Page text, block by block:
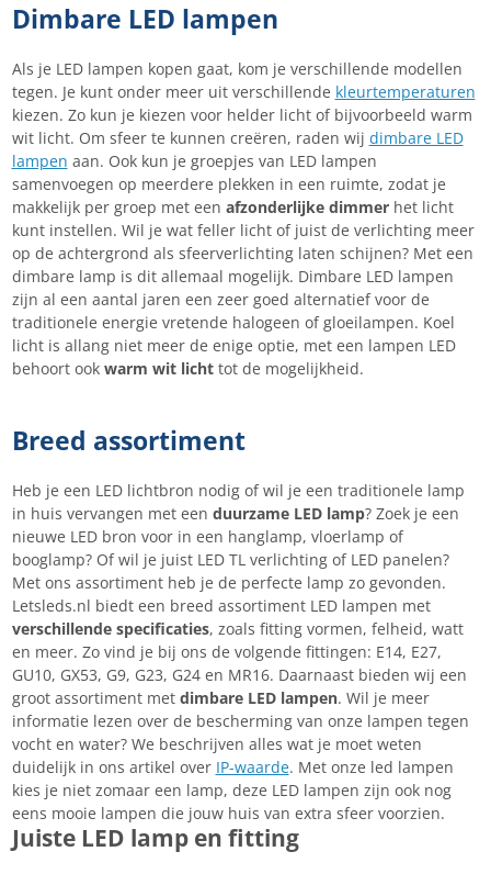
Dimbare LED lampen
Als je LED lampen kopen gaat, kom je verschillende modellen
tegen. Je kunt onder meer uit verschillende kleurtemperaturen
kiezen. Zo kun je kiezen voor helder licht of bijvoorbeeld warm
wit licht. Om sfeer te kunnen creëren, raden wij dimbare LED
lampen aan. Ook kun je groepjes van LED lampen
samenvoegen op meerdere plekken in een ruimte, zodat je
makkelijk per groep met een afzonderlijke dimmerhet licht
kunt instellen. Wil je wat feller licht of juist de verlichting meer
op de achtergrond als sfeerverlichting laten schijnen? Met een
dimbare lamp is dit allemaal mogelijk. Dimbare LED lampen
zijn al een aantal jaren een zeer goed alternatief voor de
traditionele energie vretende halogeen of gloeilampen. Koel
licht is allang niet meer de enige optie, met een lampen LED
behoort ook warm wit lichttot de mogelijkheid.
Breed assortiment
Heb je een LED lichtbron nodig of wil je een traditionele lamp
in huis vervangen met een duurzame LED lamp? Zoek je een
nieuwe LED bron voor in een hanglamp, vloerlamp of
booglamp? Of wil je juist LED TL verlichting of LED panelen?
Met ons assortiment heb je de perfecte lamp zo gevonden.
Letsleds.nl biedt een breed assortiment LED lampen met
verschillende specificaties, zoals fitting vormen, felheid, watt
en meer. Zo vind je bij ons de volgende fittingen: E14, E27,
GU10, GX53, G9, G23, G24 en MR16. Daarnaast bieden wij een
groot assortiment met dimbare LED lampen. Wil je meer
informatie lezen over de bescherming van onze lampen tegen
vocht en water? We beschrijven alles wat je moet weten
duidelijk in ons artikel over IP-waarde. Met onze led lampen
kies je niet zomaar een lamp, deze LED lampen zijn ook nog
eens mooie lampen die jouw huis van extra sfeer voorzien.
Juiste LED lamp en fitting